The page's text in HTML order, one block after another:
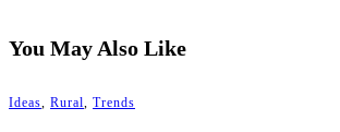
You May Also Like
Ideas, Rural, Trends